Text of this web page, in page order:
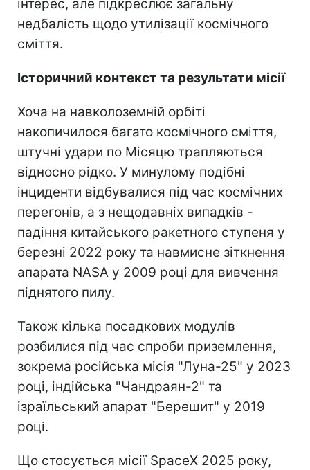
інтерес, але підкреслює загальну
недбалість щодо утилізації космічного
сміття.
Історичний контекст та результати місії
Хоча на навколоземній орбіті
накопичилося багато космічного сміття,
штучні удари по Місяцю трапляються
відносно рідко. У минулому подібні
інциденти відбувалися під час космічних
перегонів, а з нещодавніх випадків -
падіння китайського ракетного ступеня у
березні 2022 року та навмисне зіткнення
апарата NASA у 2009 році для вивчення
піднятого пилу.
Також кілька посадкових модулів
розбилися під час спроби приземлення,
зокрема російська місія "Луна-25" у 2023
році, індійська "Чандраян-2" та
ізраїльський апарат "Берешит" у 2019
році.
Що стосується місії SpaceX 2025 року,